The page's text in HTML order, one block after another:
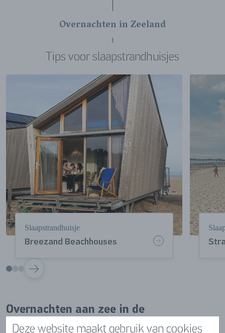
Deze website maakt gebruik van cookies
Overnachten in Zeeland
Tips voor slaapstrandhuisjes
Breezand Beachhouses
Slaapstrandhuisje
VOLGENDE
Overnachten aan zee in de
wintermaanden